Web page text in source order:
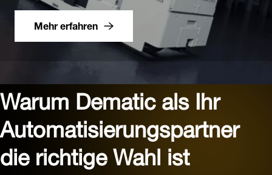
Mehr erfahren
Warum Dematic als Ihr
Automatisierungspartner
die richtige Wahl ist